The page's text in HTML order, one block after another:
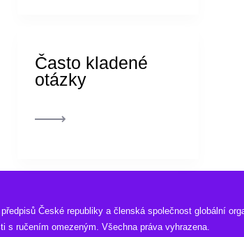
Často kladené
otázky
České republiky a členská společnost globální
s ručením omezeným. Všechna práva vyhrazena.